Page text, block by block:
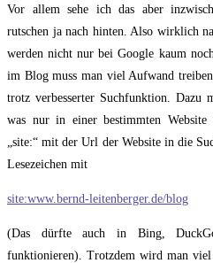
Vor allem sehe ich das aber
rutschen ja nach hinten. Also wirklich
werden nicht nur bei Google kaum
im Blog muss man viel Aufwand
trotz verbesserter Suchfunktion. Dazu
was nur in einer bestimmten
„site:“ mit der Url der Website in die
Lesezeichen mit
site:www.bernd-leitenberger.de/blog
(Das dürfte auch in Bing, DuckGo
funktionieren). Trotzdem wird man viel